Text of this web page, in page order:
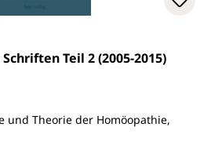
Teil 2 (2005-2015)
und Theorie der Homöopathie,